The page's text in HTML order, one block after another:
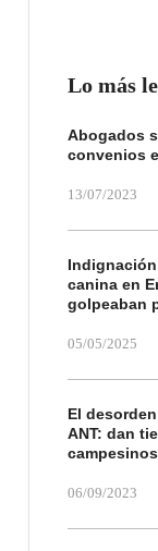
Lo más
Abogados
convenios
13/07/2023
canina en
golpeaban
05/05/2025
El
ANT: dan
campesinos
06/09/2023